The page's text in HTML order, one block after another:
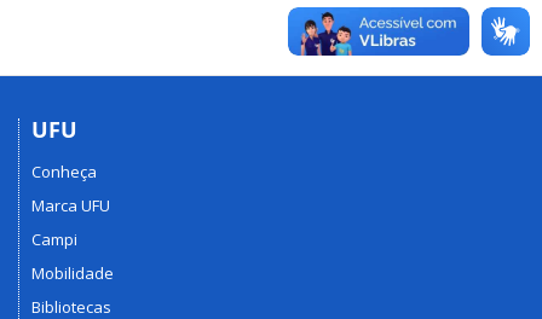
UFU
Conheça
Marca UFU
Campi
Mobilidade
Bibliotecas